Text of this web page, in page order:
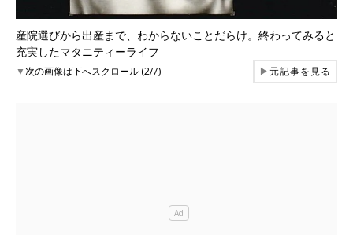
産院選びから出産まで、わからないことだらけ。終わってみると
充実したマタニティーライフ
▼次の画像は下へスクロール (2/7) ▶元記事を見る